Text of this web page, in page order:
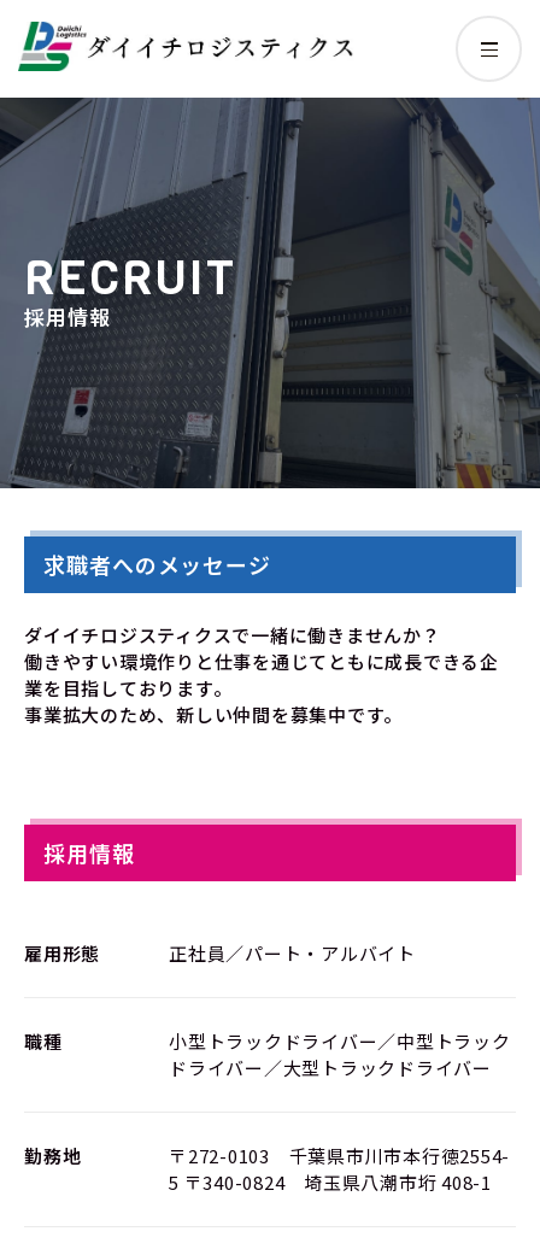
RECRUIT
採用情報
求職者へのメッセージ
ダイイチロジスティクスで一緒に働きませんか？
働きやすい環境作りと仕事を通じてともに成長できる企
業を目指しております。
事業拡大のため、新しい仲間を募集中です。
採用情報
雇用形態 正社員／パート・アルバイト
職種
小型トラックドライバー／中型トラック
ドライバー／大型トラックドライバー
勤務地
〒272-0103 千葉県市川市本行徳2554-
5 〒340-0824 埼玉県八潮市垳 408-1